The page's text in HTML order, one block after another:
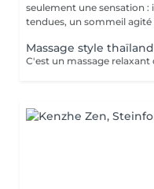
seulement une sensation :
tendues, un sommeil agité
Massage style